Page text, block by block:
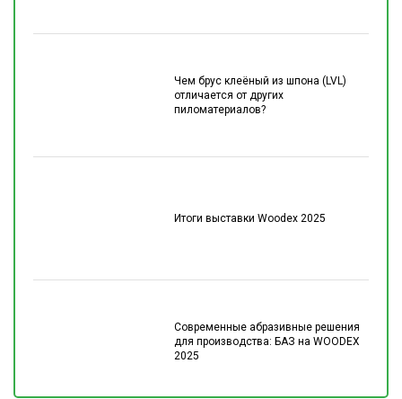
Чем брус клеёный из шпона (LVL)
отличается от других
пиломатериалов?
Итоги выставки Woodex 2025
Современные абразивные решения
для производства: БАЗ на WOODEX
2025